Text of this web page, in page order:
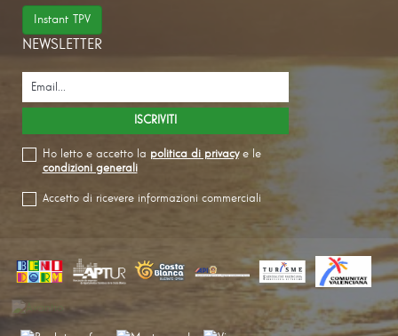
Instant TPV
NEWSLETTER
Ho letto e accetto la politica di privacye le
condizioni generali
Accetto di ricevere informazioni commerciali